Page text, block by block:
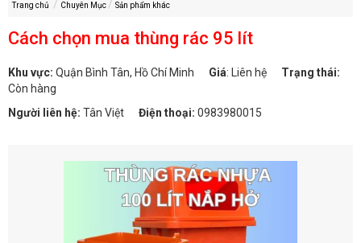
Trang chủ Chuyên Mục Sản phẩm khác
Cách chọn mua thùng rác 95 lít
Khu vực: Quận Bình Tân, Hồ Chí Minh Giá: Liên hệ
Trạng thái:
Còn hàng
Người liên hệ: Tân Việt Điện thoại: 0983980015